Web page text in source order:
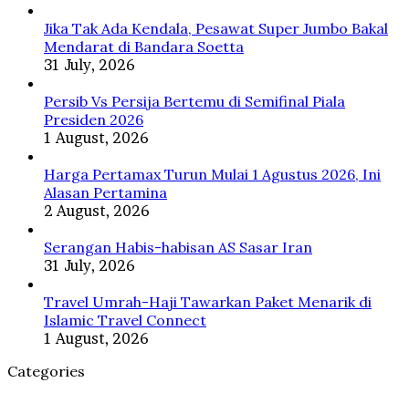
Depan
Prabowo
Jika Tak Ada Kendala, Pesawat Super Jumbo Bakal
Mendarat di Bandara Soetta
31 July, 2026
Persib Vs Persija Bertemu di Semifinal Piala
Presiden 2026
1 August, 2026
Harga Pertamax Turun Mulai 1 Agustus 2026, Ini
Alasan Pertamina
2 August, 2026
Serangan Habis-habisan AS Sasar Iran
31 July, 2026
Travel Umrah-Haji Tawarkan Paket Menarik di
Islamic Travel Connect
1 August, 2026
Categories